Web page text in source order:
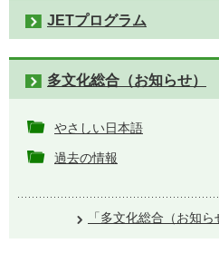
JETプログラム
多文化総合（お知らせ）
やさしい日本語
過去の情報
「多文化総合（お知